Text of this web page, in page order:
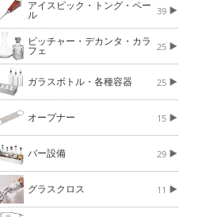
アイスピック・トング・ペー
ル 39
ピッチャー・デカンタ・カラ
フェ 25
ガラスボトル・各種容器 25
オープナー 15
バー設備 29
グラスクロス 11